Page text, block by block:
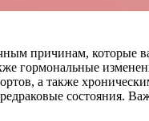
причинам,
гормональные
а также
состояния.